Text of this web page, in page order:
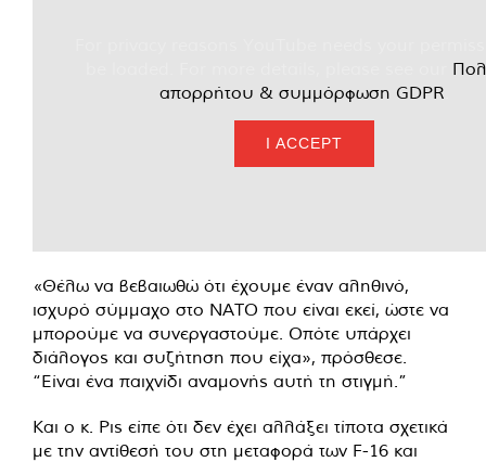
απορρήτου & συμμόρφωση GDPR
I ACCEPT
«Θέλω να βεβαιωθώ ότι έχουμε έναν αληθινό,
ισχυρό σύμμαχο στο ΝΑΤΟ που είναι εκεί, ώστε να
μπορούμε να συνεργαστούμε. Οπότε υπάρχει
διάλογος και συζήτηση που είχα», πρόσθεσε.
“Είναι ένα παιχνίδι αναμονής αυτή τη στιγμή.”
Και ο κ. Ρις είπε ότι δεν έχει αλλάξει τίποτα σχετικά
με την αντίθεσή του στη μεταφορά των F-16 και